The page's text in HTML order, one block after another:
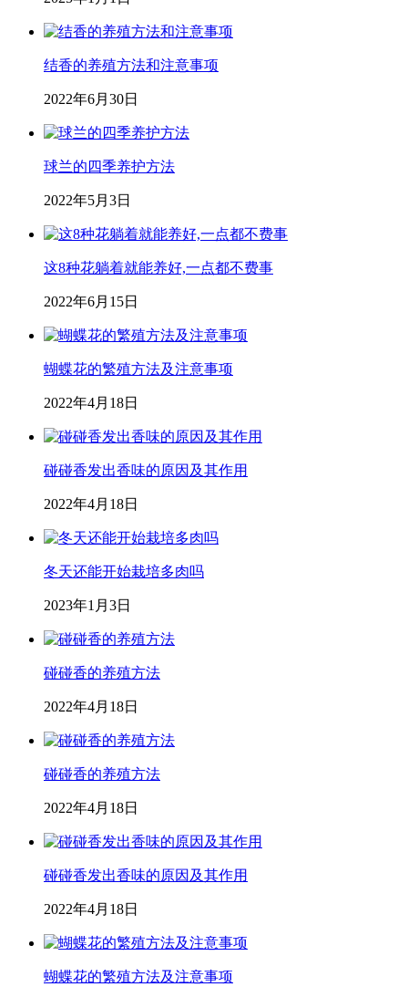
结香的养殖方法和注意事项
2022年6月30日
球兰的四季养护方法
2022年5月3日
这8种花躺着就能养好,一点都不费事
2022年6月15日
蝴蝶花的繁殖方法及注意事项
2022年4月18日
碰碰香发出香味的原因及其作用
2022年4月18日
冬天还能开始栽培多肉吗
2023年1月3日
碰碰香的养殖方法
2022年4月18日
碰碰香的养殖方法
2022年4月18日
碰碰香发出香味的原因及其作用
2022年4月18日
蝴蝶花的繁殖方法及注意事项